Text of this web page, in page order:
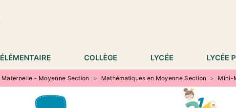
ÉLÉMENTAIRE COLLÈGE LYCÉE LYCÉE
Maternelle - Moyenne Section > Mathématiques en Moyenne Section > Mini-